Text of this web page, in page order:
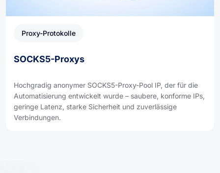
Proxy-Protokolle
SOCKS5-Proxys
Hochgradig anonymer SOCKS5-Proxy-Pool IP, der für die
Automatisierung entwickelt wurde – saubere, konforme IPs,
geringe Latenz, starke Sicherheit und zuverlässige
Verbindungen.